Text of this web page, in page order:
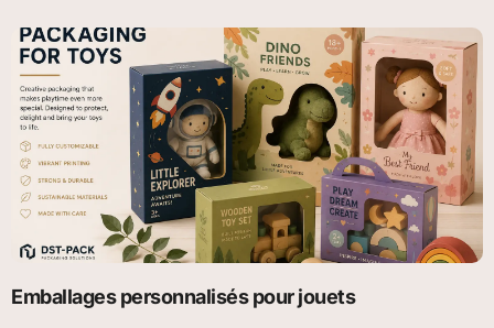
Emballages personnalisés pour jouets